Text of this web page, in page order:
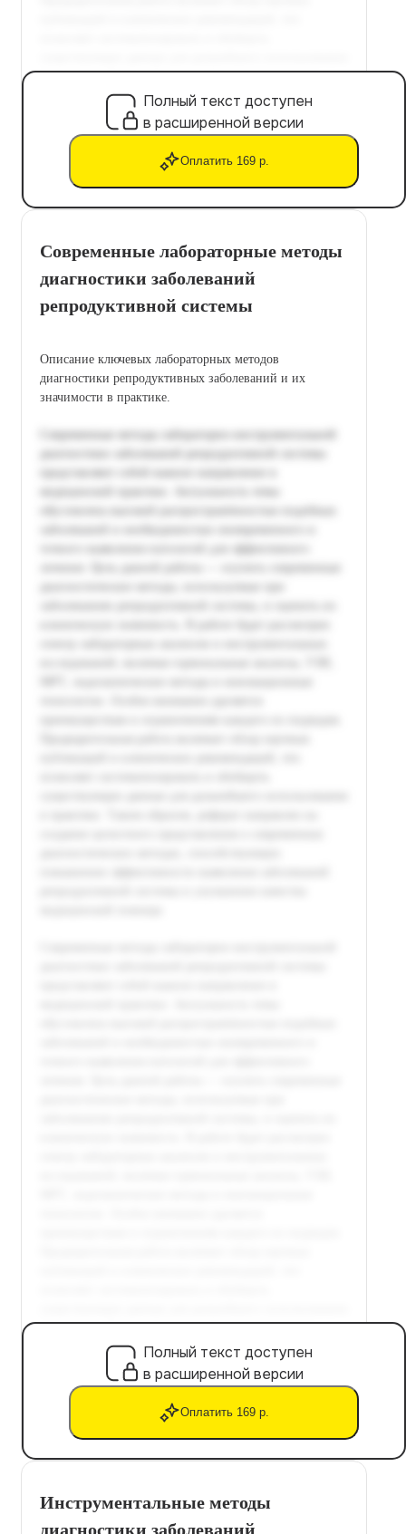
Полный текст доступен
в расширенной версии
Оплатить 169 р.
Современные лабораторные методы
диагностики заболеваний
репродуктивной системы
Описание ключевых лабораторных методов
диагностики репродуктивных заболеваний и их
значимости в практике.
Полный текст доступен
в расширенной версии
Оплатить 169 р.
Инструментальные методы
диагностики заболеваний